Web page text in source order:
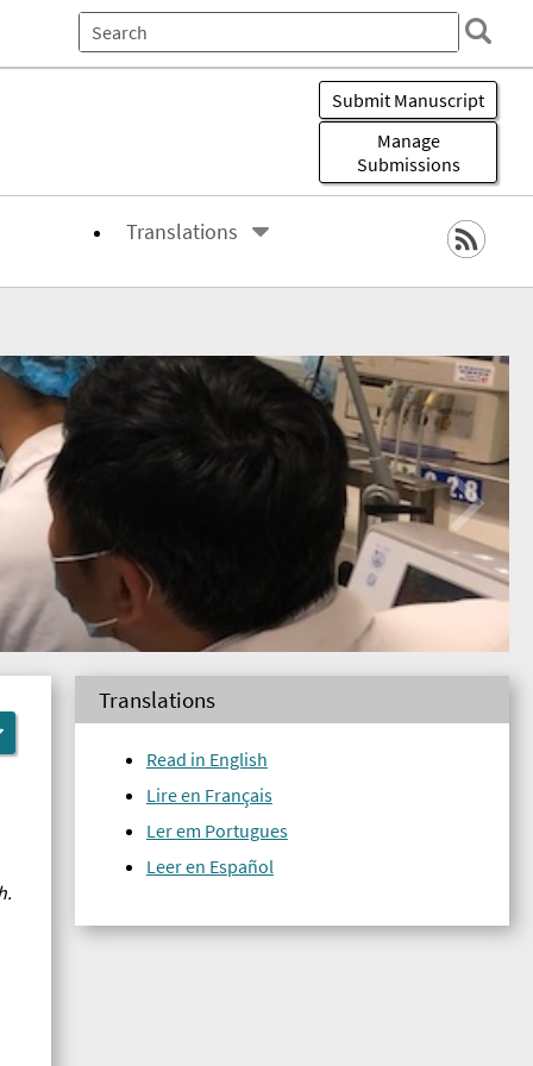
All of eScholarship
Submit Manuscript
Manage
Submissions
Translations
Translations
Read in English
Lire en Français
Ler em Portugues
Leer en Español